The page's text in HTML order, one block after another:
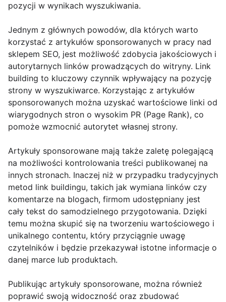
pozycji w wynikach wyszukiwania.
Jednym z głównych powodów, dla których warto
korzystać z artykułów sponsorowanych w pracy nad
sklepem SEO, jest możliwość zdobycia jakościowych i
autorytarnych linków prowadzących do witryny. Link
building to kluczowy czynnik wpływający na pozycję
strony w wyszukiwarce. Korzystając z artykułów
sponsorowanych można uzyskać wartościowe linki od
wiarygodnych stron o wysokim PR (Page Rank), co
pomoże wzmocnić autorytet własnej strony.
Artykuły sponsorowane mają także zaletę polegającą
na możliwości kontrolowania treści publikowanej na
innych stronach. Inaczej niż w przypadku tradycyjnych
metod link buildingu, takich jak wymiana linków czy
komentarze na blogach, firmom udostępniany jest
cały tekst do samodzielnego przygotowania. Dzięki
temu można skupić się na tworzeniu wartościowego i
unikalnego contentu, który przyciągnie uwagę
czytelników i będzie przekazywał istotne informacje o
danej marce lub produktach.
Publikując artykuły sponsorowane, można również
poprawić swoją widoczność oraz zbudować